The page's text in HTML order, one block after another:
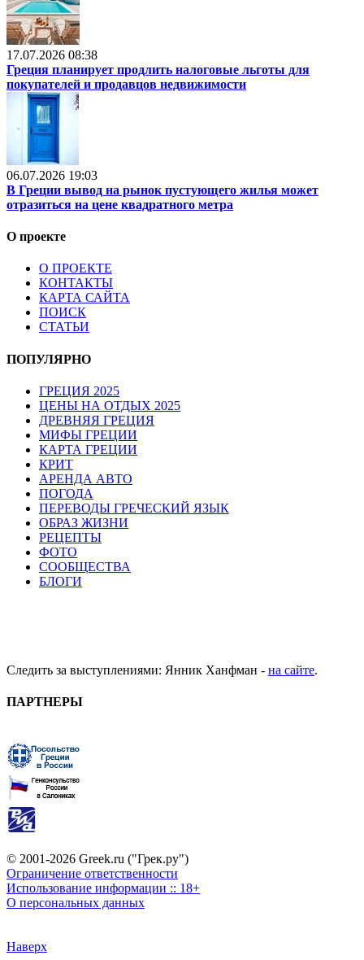
17.07.2026 08:38
Греция планирует продлить налоговые льготы для
покупателей и продавцов недвижимости
06.07.2026 19:03
В Греции вывод на рынок пустующего жилья может
отразиться на цене квадратного метра
О проекте
О ПРОЕКТЕ
КОНТАКТЫ
КАРТА САЙТА
ПОИСК
СТАТЬИ
ПОПУЛЯРНО
ГРЕЦИЯ 2025
ЦЕНЫ НА ОТДЫХ 2025
ДРЕВНЯЯ ГРЕЦИЯ
МИФЫ ГРЕЦИИ
КАРТА ГРЕЦИИ
КРИТ
АРЕНДА АВТО
ПОГОДА
ПЕРЕВОДЫ ГРЕЧЕСКИЙ ЯЗЫК
ОБРАЗ ЖИЗНИ
РЕЦЕПТЫ
ФОТО
СООБЩЕСТВА
БЛОГИ
Следить за выступлениями: Янник Ханфман - на сайте.
ПАРТНЕРЫ
© 2001-2026 Greek.ru ("Грек.ру")
Ограничение ответственности
Использование информации :: 18+
О персональных данных
Наверх